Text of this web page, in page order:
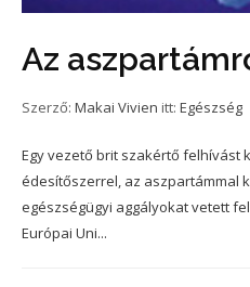
Az
Szerző: Makai Vivien itt: Egészség
Egy vezető brit szakértő felhívást
édesítőszerrel, az aszpartámmal
egészségügyi aggályokat vetett
Európai Uni...